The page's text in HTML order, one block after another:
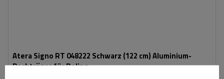
Atera Signo RT 048222 Schwarz (122 cm) Aluminium-
Dachträger für Reling